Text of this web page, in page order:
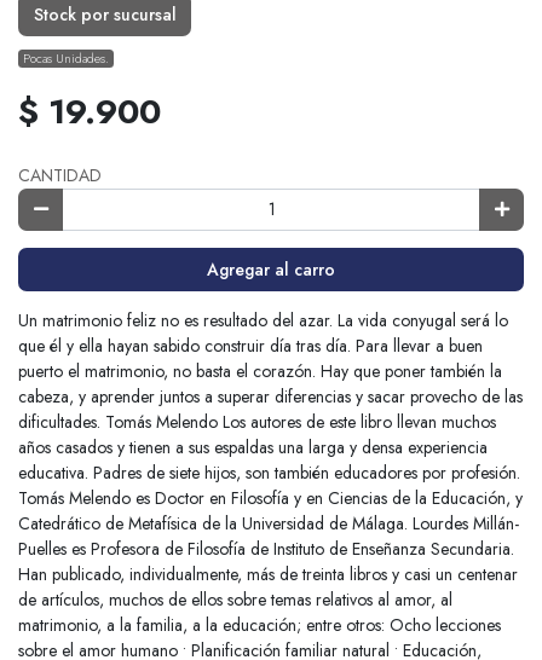
Stock por sucursal
Pocas Unidades.
$ 19.900
CANTIDAD
Agregar al carro
Un matrimonio feliz no es resultado del azar. La vida conyugal será lo
que él y ella hayan sabido construir día tras día. Para llevar a buen
puerto el matrimonio, no basta el corazón. Hay que poner también la
cabeza, y aprender juntos a superar diferencias y sacar provecho de las
dificultades. Tomás Melendo Los autores de este libro llevan muchos
años casados y tienen a sus espaldas una larga y densa experiencia
educativa. Padres de siete hijos, son también educadores por profesión.
Tomás Melendo es Doctor en Filosofía y en Ciencias de la Educación, y
Catedrático de Metafísica de la Universidad de Málaga. Lourdes Millán-
Puelles es Profesora de Filosofía de Instituto de Enseñanza Secundaria.
Han publicado, individualmente, más de treinta libros y casi un centenar
de artículos, muchos de ellos sobre temas relativos al amor, al
matrimonio, a la familia, a la educación; entre otros: Ocho lecciones
sobre el amor humano • Planificación familiar natural • Educación,